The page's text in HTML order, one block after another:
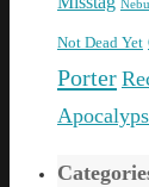
Not Dead Yet
Porter